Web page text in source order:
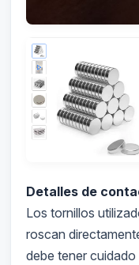
Detalles de
Los tornillos
roscan
debe tener